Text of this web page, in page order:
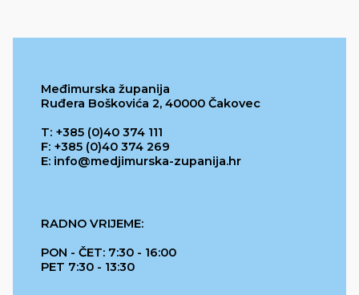
Međimurska županija
Ruđera Boškovića 2, 40000 Čakovec
T: +385 (0)40 374 111
F: +385 (0)40 374 269
E: info@medjimurska-zupanija.hr
RADNO VRIJEME:
PON - ČET: 7:30 - 16:00
PET 7:30 - 13:30